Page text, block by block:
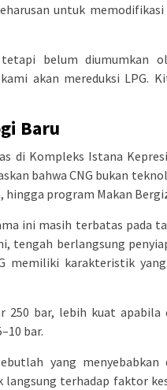
untuk
tetapi belum diumumkan
akan mereduksi LPG.
Baru
di Kompleks Istana
bahwa CNG bukan
program Makan
ini masih terbatas pada
tengah berlangsung
memiliki karakteristik
250 bar, lebih kuat apabila
bar.
yang
langsung terhadap faktor